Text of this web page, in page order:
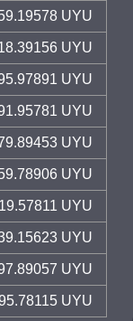
UYU
UYU
UYU
UYU
UYU
UYU
UYU
UYU
UYU
UYU